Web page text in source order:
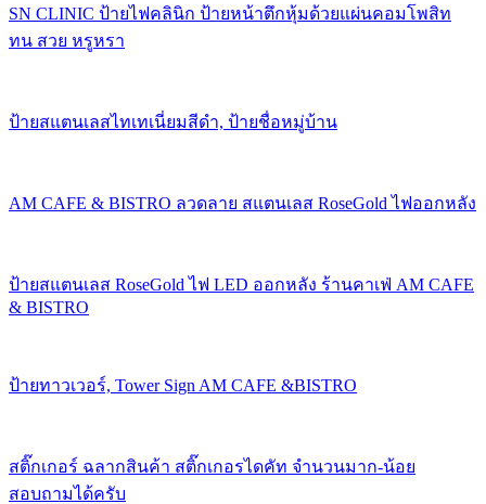
SN CLINIC ป้ายไฟคลินิก ป้ายหน้าตึกหุ้มด้วยแผ่นคอมโพสิท
ทน สวย หรูหรา
ป้ายสแตนเลสไทเทเนี่ยมสีดำ, ป้ายชื่อหมู่บ้าน
AM CAFE & BISTRO ลวดลาย สแตนเลส RoseGold ไฟออกหลัง
ป้ายสแตนเลส RoseGold ไฟ LED ออกหลัง ร้านคาเฟ่ AM CAFE
& BISTRO
ป้ายทาวเวอร์, Tower Sign AM CAFE &BISTRO
สติ๊กเกอร์ ฉลากสินค้า สติ๊กเกอรไดคัท จำนวนมาก-น้อย
สอบถามได้ครับ